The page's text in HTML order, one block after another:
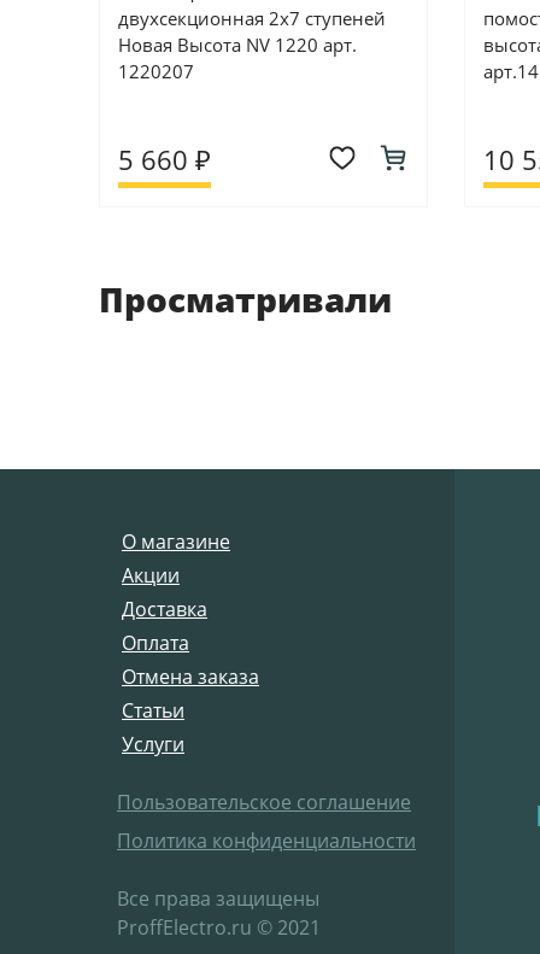
двухсекционная 2х7 ступеней
Новая Высота NV 1220 арт.
1220207
5 660 ₽ 10
Просматривали
О магазине
Акции
Доставка
Оплата
Отмена заказа
Статьи
Услуги
Пользовательское соглашение
Политика конфиденциальности
Все права защищены
ProffElectro.ru © 2021